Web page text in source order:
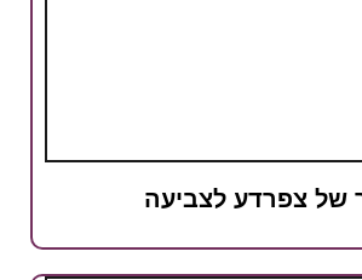
של צפרדע לצביעה